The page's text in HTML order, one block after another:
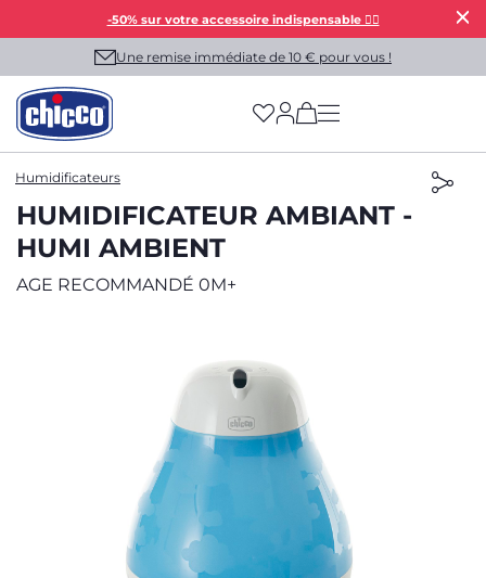
-50% sur votre accessoire indispensable 👯‍♀️
Une remise immédiate de 10 € pour vous !
(has more options
Humidificateurs
HUMIDIFICATEUR AMBIANT -
HUMI AMBIENT
AGE RECOMMANDÉ 0M+